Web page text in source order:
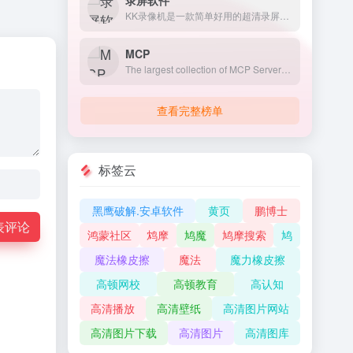
评论
MCP
查看完整榜单
标签云
黑鹰破解.安卓软件 黄页
鹏博士
鸿蒙社区
鸩摩 鸠魔 鸠摩搜索
鸠
魔法橡皮擦
魔法
魔力橡皮擦
高顿网校
高顿教育
高认知
高清播放
高清壁纸
高清图片网站
高清图片下载
高清图片 高清图库